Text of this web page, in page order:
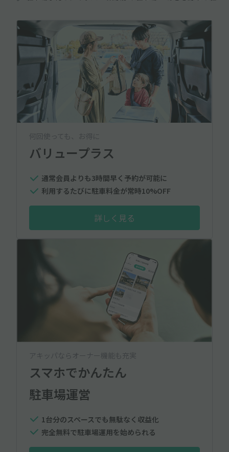
何回使っても、お得に
バリュープラス
通常会員よりも3時間早く予約が可能に
利用するたびに駐車料金が常時10%OFF
詳しく見る
アキッパならオーナー機能も充実
スマホでかんたん
駐車場運営
1台分のスペースでも無駄なく収益化
完全無料で駐車場運用を始められる